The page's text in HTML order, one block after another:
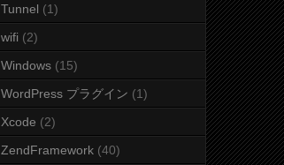
Tunnel (1)
wifi (2)
Windows (15)
WordPress プラグイン (1)
Xcode (2)
ZendFramework (40)